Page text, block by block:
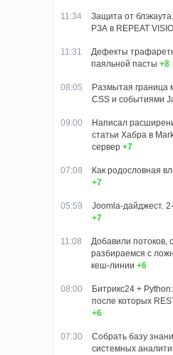
11:34
Защита от
РЗА в REPEAT
11:31
Дефекты
паяльной пасты +8
08:05
Размытая граница
CSS и событиями
09:00
Написал
статьи Хабра в
сервер +7
07:08
Как родословная
+7
05:59
Joomla-дайджест.
+7
11:08
Добавили потоков,
разбираемся с
кеш‑линии +6
08:00
Битрикс24 +
после которых
+6
07:30
Собрать базу
системных